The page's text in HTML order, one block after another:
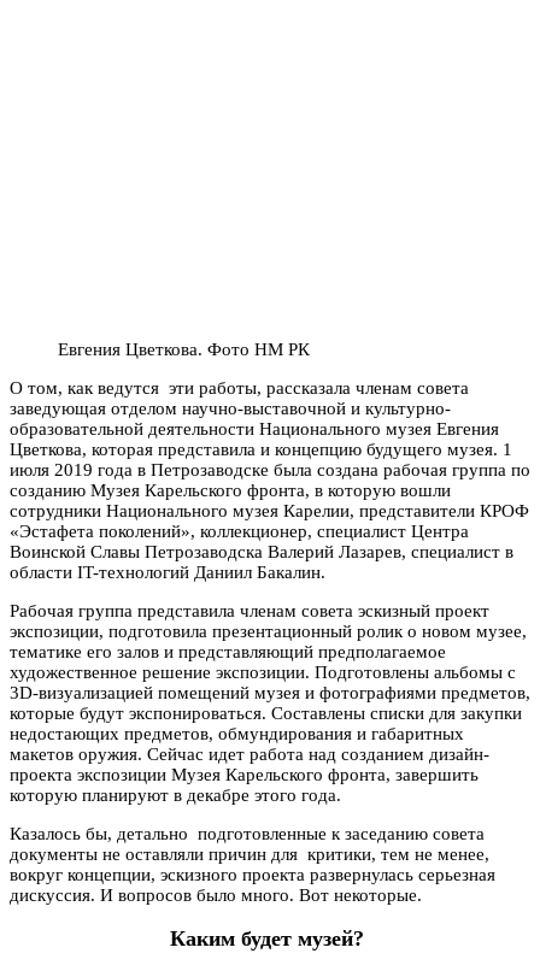
Евгения Цветкова. Фото НМ РК
О том, как ведутся эти работы, рассказала членам совета
заведующая отделом научно-выставочной и культурно-
образовательной деятельности Национального музея Евгения
Цветкова, которая представила и концепцию будущего музея. 1
июля 2019 года в Петрозаводске была создана рабочая группа по
созданию Музея Карельского фронта, в которую вошли
сотрудники Национального музея Карелии, представители КРОФ
«Эстафета поколений», коллекционер, специалист Центра
Воинской Славы Петрозаводска Валерий Лазарев, специалист в
области IT-технологий Даниил Бакалин.
Рабочая группа представила членам совета эскизный проект
экспозиции, подготовила презентационный ролик о новом музее,
тематике его залов и представляющий предполагаемое
художественное решение экспозиции. Подготовлены альбомы с
3D-визуализацией помещений музея и фотографиями предметов,
которые будут экспонироваться. Составлены списки для закупки
недостающих предметов, обмундирования и габаритных
макетов оружия. Сейчас идет работа над созданием дизайн-
проекта экспозиции Музея Карельского фронта, завершить
которую планируют в декабре этого года.
Казалось бы, детально подготовленные к заседанию совета
документы не оставляли причин для критики, тем не менее,
вокруг концепции, эскизного проекта развернулась серьезная
дискуссия. И вопросов было много. Вот некоторые.
Каким будет музей?